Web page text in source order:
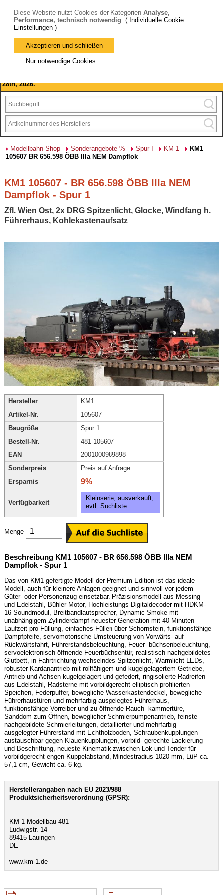
Bitte beachten Sie: wir machen Betriebsferien, vom 03. bis 28.
August 2026 haben wir geschlossen.
28th, 2026.
Modellbahn-Shop Sonderangebote % Spur I KM 1
KM1
105607 BR 656.598 ÖBB IIIa NEM Dampflok
KM1 105607 - BR 656.598 ÖBB IIIa NEM
Dampflok - Spur 1
Zfl. Wien Ost, 2x DRG Spitzenlicht, Glocke, Windfang h.
Führerhaus, Kohlekastenaufsatz
Hersteller
KM1
Artikel-Nr.
105607
Baugröße
Spur 1
Bestell-Nr.
481-105607
EAN
2001000989898
Sonderpreis
Preis auf Anfrage...
Ersparnis
9%
Verfügbarkeit
Kleinserie, ausverkauft,
evtl. Suchliste.
Menge
Beschreibung KM1 105607 - BR 656.598 ÖBB IIIa NEM
Dampflok - Spur 1
Das von KM1 gefertigte Modell der Premium Edition ist das ideale
Modell, auch für kleinere Anlagen geeignet und sinnvoll vor jedem
Güter- oder Personenzug einsetzbar. Präzisionsmodell aus Messing
und Edelstahl, Bühler-Motor, Hochleistungs-Digitaldecoder mit HDKM-
16 Soundmodul, Breitbandlautsprecher, Dynamic Smoke mit
unabhängigem Zylinderdampf neuester Generation mit 40 Minuten
Laufzeit pro Füllung, einfaches Füllen über Schornstein, funktionsfähige
Dampfpfeife, servomotorische Umsteuerung von Vorwärts- auf
Rückwärtsfahrt, Führerstandsbeleuchtung, Feuer- büchsenbeleuchtung,
servoelektronisch öffnende Feuerbüchsentür, realistisch nachgebildetes
Glutbett, in Fahrtrichtung wechselndes Spitzenlicht, Warmlicht LEDs,
robuster Kardanantrieb mit rollfähigem und kugelgelagertem Getriebe,
Antrieb und Achsen kugelgelagert und gefedert, ringisolierte Radreifen
aus Edelstahl, Radsterne mit vorbildgerecht elliptisch profilierten
Speichen, Federpuffer, bewegliche Wasserkastendeckel, bewegliche
Führerhaustüren und mehrfarbig ausgelegtes Führerhaus,
funktionsfähige Vorreiber und zu öffnende Rauch- kammertüre,
Sanddom zum Öffnen, beweglicher Schmierpumpenantrieb, feinste
nachgebildete Schmierleitungen, detaillierter und mehrfarbig
ausgelegter Führerstand mit Echtholzboden, Schraubenkupplungen
austauschbar gegen Klauenkupplungen, vorbild- gerechte Lackierung
und Beschriftung, neueste Kinematik zwischen Lok und Tender für
vorbildgerecht engen Kuppelabstand, Mindestradius 1020 mm, LüP ca.
57,1 cm, Gewicht ca. 6 kg.
Herstellerangaben nach EU 2023/988
Produktsicherheitsverordnung (GPSR):
KM 1 Modellbau 481
Ludwigstr. 14
89415 Lauingen
DE
www.km-1.de
Diese Website nutzt Cookies der Kategorien Analyse,
Performance, technisch notwendig. ( Individuelle Cookie
Einstellungen )
Akzeptieren und schließen
Nur notwendige Cookies